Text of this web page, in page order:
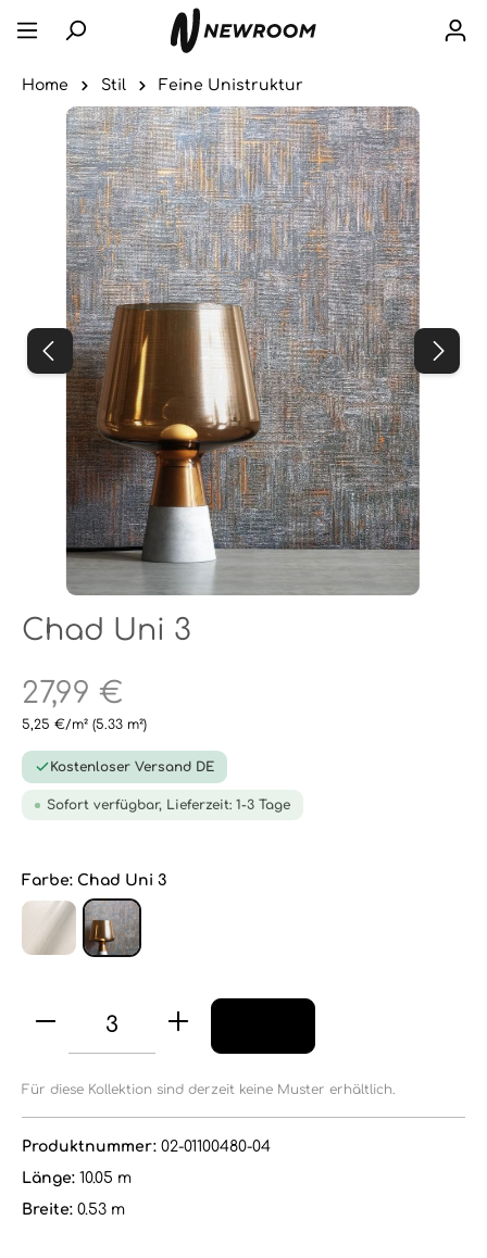
Home Stil Feine Unistruktur
Chad Uni 3
27,99 €
5,25 €/m² (5.33 m²)
Kostenloser Versand DE
Sofort verfügbar, Lieferzeit: 1-3 Tage
Farbe: Chad Uni 3
Für diese Kollektion sind derzeit keine Muster erhältlich.
Produktnummer: 02-01100480-04
Länge: 10.05 m
Breite: 0.53 m